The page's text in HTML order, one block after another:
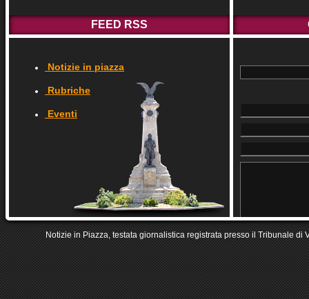
FEED RSS
Notizie in piazza
Rubriche
Eventi
Notizie in Piazza, testata giornalistica registrata presso il Tribunale